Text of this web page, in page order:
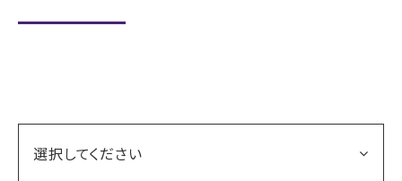
選択してください